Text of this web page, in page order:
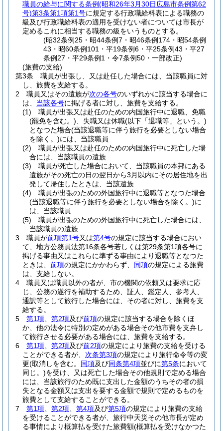
職員の給与に関する条例(昭和26年3月30日広島市条例第62
号)第3条第1項第1号に規定する行政職給料表による職務の
級及び行政職給料表の適用を受けない者については市長が
定めるこれに相当する職務の級をいうものとする。
(昭32条例25・昭44条例7・昭46条例174・昭54条例
43・昭60条例101・平19条例6・平25条例43・平27
条例27・平29条例1・令7条例50・一部改正)
(旅費の支給)
第3条
職員が出張し、又は赴任した場合には、当該職員に対
し、旅費を支給する。
2
職員又はその遺族が次の各号のいずれかに該当する場合に
は、 当該各号に掲げる者に対し、旅費を支給する。
(1)
職員が出張又は赴任のための内国旅行中に退職、免職
(罷免を含む。) 、失職又は休職(以下「退職等」という。)
となつた場合(当該退職等に伴う旅行を必要としない場合
を除く。)には、当該職員
(2)
職員が出張又は赴任のための内国旅行中に死亡した場
合には、当該職員の遺族
(3)
職員が死亡した場合において、当該職員の本邦にある
遺族がその死亡の日の翌日から3月以内にその居住地を出
発して帰住したときは、当該遺族
(4)
職員が出張のための外国旅行中に退職等となつた場合
(当該退職等に伴う旅行を必要としない場合を除く。)に
は、当該職員
(5)
職員が出張のための外国旅行中に死亡した場合には、
当該職員の遺族
3
職員が前項第1号又は第4号の規定に該当する場合におい
て、地方公務員法第16条各号若しくは第29条第1項各号に
掲げる事由又はこれらに準ずる事由により退職等となつた
ときは、 前項の規定にかかわらず、 同項の規定による旅費
は、支給しない。
4
職員又は職員以外の者が、市の機関の依頼又は要求に応
じ、公務の遂行を補助するため、証人、鑑定人、参考人、
通訳等として旅行した場合には、その者に対し、旅費を支
給する。
5
第1項 第2項及び前項の規定に該当する場合を除くほ
か、他の法令に特別の定めがある場合その他市費を支弁し
て旅行させる必要がある場合には、旅費を支給する。
6
第1項 第2項及び前2項の規定により旅費の支給を受ける
ことができる者が、 次条第3項の規定により旅行命令等の変
更(取消しを含む。 同項及び同条第4項並びに第5条において
同じ。)を受け、又は死亡した場合その他規則で定める場合
には、当該旅行のため既に支出した金額のうちその者の損
失となる金額又は支出を要する金額で規則で定めるものを
旅費として支給することができる。
7
第1項 第2項 第4項及び第5項の規定により旅費の支給
を受けることができる者が、旅行中天災その他市長が定め
る事情により概算払を受けた旅費額(概算払を受けなかつた